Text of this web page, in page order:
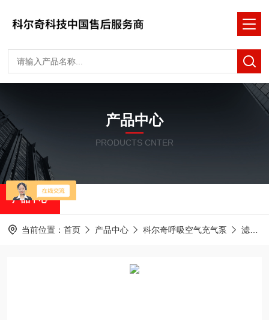
产品中心
PRODUCTS CNTER
产品中心
当前位置： 首页 产品中心 科尔奇呼吸空气充气泵 滤芯